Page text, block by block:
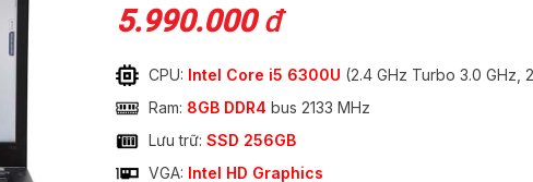
5.990.000đ
CPU: Intel Core i5 6300U (2.4 GHz Turbo 3.0 GHz,
Ram: 8GB DDR4 bus 2133 MHz
Lưu trữ:SSD 256GB
VGA: Intel HD Graphics